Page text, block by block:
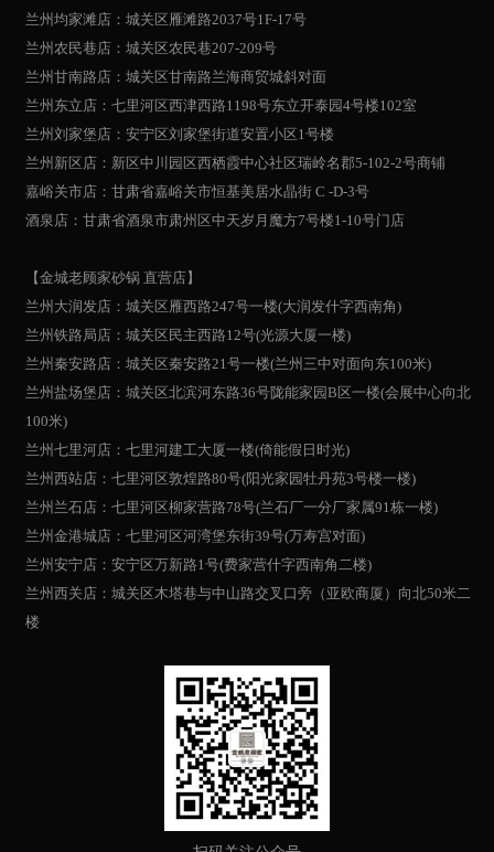
兰州均家滩店：城关区雁滩路2037号1F-17号
兰州农民巷店：城关区农民巷207-209号
兰州甘南路店：城关区甘南路兰海商贸城斜对面
兰州东立店：七里河区西津西路1198号东立开泰园4号楼102室
兰州刘家堡店：安宁区刘家堡街道安置小区1号楼
兰州新区店：新区中川园区西栖霞中心社区瑞岭名郡5-102-2号商铺
嘉峪关市店：甘肃省嘉峪关市恒基美居水晶街 C -D-3号
酒泉店：甘肃省酒泉市肃州区中天岁月魔方7号楼1-10号门店
【金城老顾家砂锅 直营店】
兰州大润发店：城关区雁西路247号一楼(大润发什字西南角)
兰州铁路局店：城关区民主西路12号(光源大厦一楼)
兰州秦安路店：城关区秦安路21号一楼(兰州三中对面向东100米)
兰州盐场堡店：城关区北滨河东路36号陇能家园B区一楼(会展中心向北
100米)
兰州七里河店：七里河建工大厦一楼(倚能假日时光)
兰州西站店：七里河区敦煌路80号(阳光家园牡丹苑3号楼一楼)
兰州兰石店：七里河区柳家营路78号(兰石厂一分厂家属91栋一楼)
兰州金港城店：七里河区河湾堡东街39号(万寿宫对面)
兰州安宁店：安宁区万新路1号(费家营什字西南角二楼)
兰州西关店：城关区木塔巷与中山路交叉口旁（亚欧商厦）向北50米二
楼